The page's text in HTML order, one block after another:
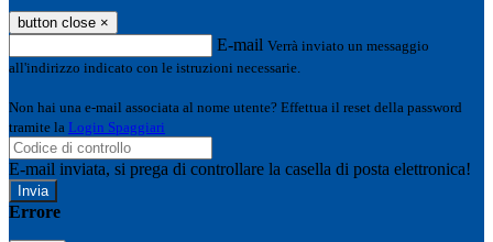
button close ×
E-mail Verrà inviato un messaggio
all'indirizzo indicato con le istruzioni necessarie.
Non hai una e-mail associata al nome utente? Effettua il reset della password
tramite la Login Spaggiari
E-mail inviata, si prega di controllare la casella di posta elettronica!
Errore